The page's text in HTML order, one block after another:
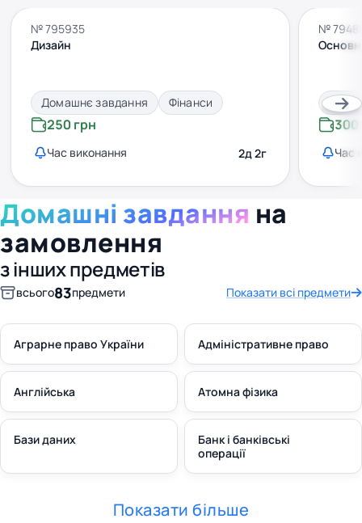
№ 795935
Дизайн
Домашнє завдання Фінанси
250 грн
Час виконання 2д 2г
№
300
Час
Домашні завдання на
замовлення
з інших предметів
всього83предмети Показати всі предмети
Аграрне право України Адміністративне право
Англійська Атомна фізика
Бази даних
Банк і банківські
операції
Показати більше